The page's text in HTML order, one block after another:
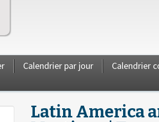
Calendrier par jour Calendrier
Latin America